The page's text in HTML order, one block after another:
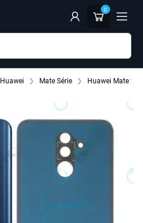
0
Huawei Mate Série Huawei Mate 20